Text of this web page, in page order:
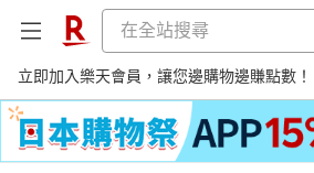
立即加入樂天會員，讓您邊購物邊賺點數！